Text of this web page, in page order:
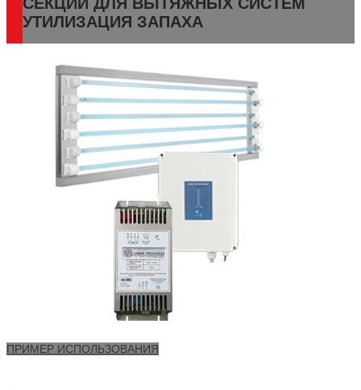
УТИЛИЗАЦИЯ ЗАПАХА
ПРИМЕР ИСПОЛЬЗОВАНИЯ